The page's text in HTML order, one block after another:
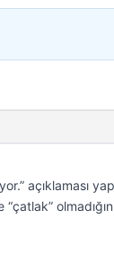
açıklaması